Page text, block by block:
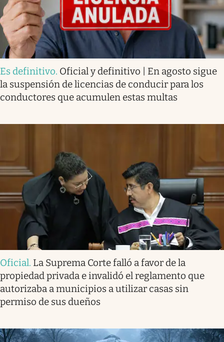
Es definitivo. Oficial y definitivo | En agosto sigue
la suspensión de licencias de conducir para los
conductores que acumulen estas multas
Oficial. La Suprema Corte falló a favor de la
propiedad privada e invalidó el reglamento que
autorizaba a municipios a utilizar casas sin
permiso de sus dueños